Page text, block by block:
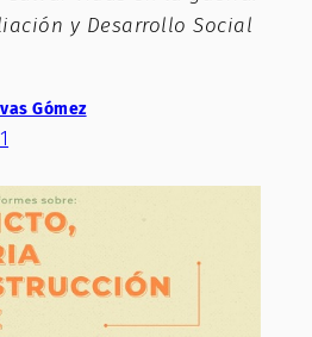
y Desarrollo Social
Gómez